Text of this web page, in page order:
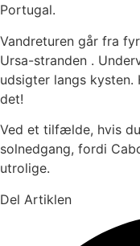
Portugal.
Vandreturen går fra
Ursa-stranden .
udsigter langs kysten.
det!
Ved et tilfælde, hvis
solnedgang, fordi
utrolige.
Del Artiklen